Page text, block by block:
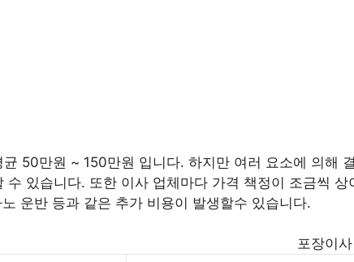
균 50만원 ~ 150만원 입니다. 하지만 여러 요소에 의해
수 있습니다. 또한 이사 업체마다 가격 책정이 조금씩
운반 등과 같은 추가 비용이 발생할수 있습니다.
포장이